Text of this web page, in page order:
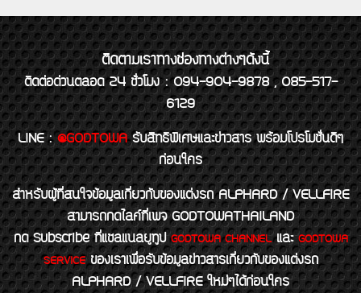
ติดตามเราทางช่องทางต่างๆดังนี้
ติดต่อด่วนตลอด 24 ชั่วโมง : 094-904-9878 , 085-517-
6129
LINE : @GODTOWA รับสิทธิพิเศษและข่าวสาร พร้อมโปรโมชั่นดีๆ
ก่อนใคร
สำหรับผู้ที่สนใจข้อมูลเกี่ยวกับของแต่งรถ ALPHARD / VELLFIRE
สามารถกดไลค์ที่เพจ GODTOWATHAILAND
กด Subscribe ที่แชลแนลยูทูปGODTOWA CHANNELและGODTOWA
SERVICEของเราเพื่อรับข้อมูลข่าวสารเกี่ยวกับของแต่งรถ
ALPHARD / VELLFIRE ใหม่ๆได้ก่อนใคร